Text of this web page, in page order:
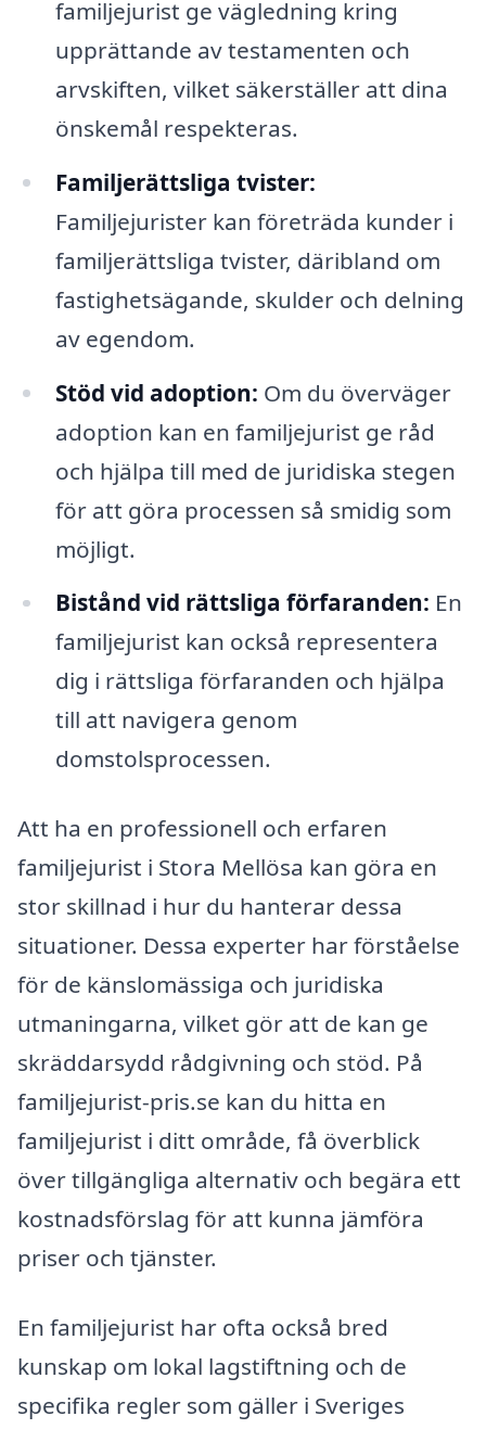
familjejurist ge vägledning kring
upprättande av testamenten och
arvskiften, vilket säkerställer att dina
önskemål respekteras.
Familjerättsliga tvister:
Familjejurister kan företräda kunder i
familjerättsliga tvister, däribland om
fastighetsägande, skulder och delning
av egendom.
Stöd vid adoption: Om du överväger
adoption kan en familjejurist ge råd
och hjälpa till med de juridiska stegen
för att göra processen så smidig som
möjligt.
Bistånd vid rättsliga förfaranden: En
familjejurist kan också representera
dig i rättsliga förfaranden och hjälpa
till att navigera genom
domstolsprocessen.
Att ha en professionell och erfaren
familjejurist i Stora Mellösa kan göra en
stor skillnad i hur du hanterar dessa
situationer. Dessa experter har förståelse
för de känslomässiga och juridiska
utmaningarna, vilket gör att de kan ge
skräddarsydd rådgivning och stöd. På
familjejurist-pris.se kan du hitta en
familjejurist i ditt område, få överblick
över tillgängliga alternativ och begära ett
kostnadsförslag för att kunna jämföra
priser och tjänster.
En familjejurist har ofta också bred
kunskap om lokal lagstiftning och de
specifika regler som gäller i Sveriges